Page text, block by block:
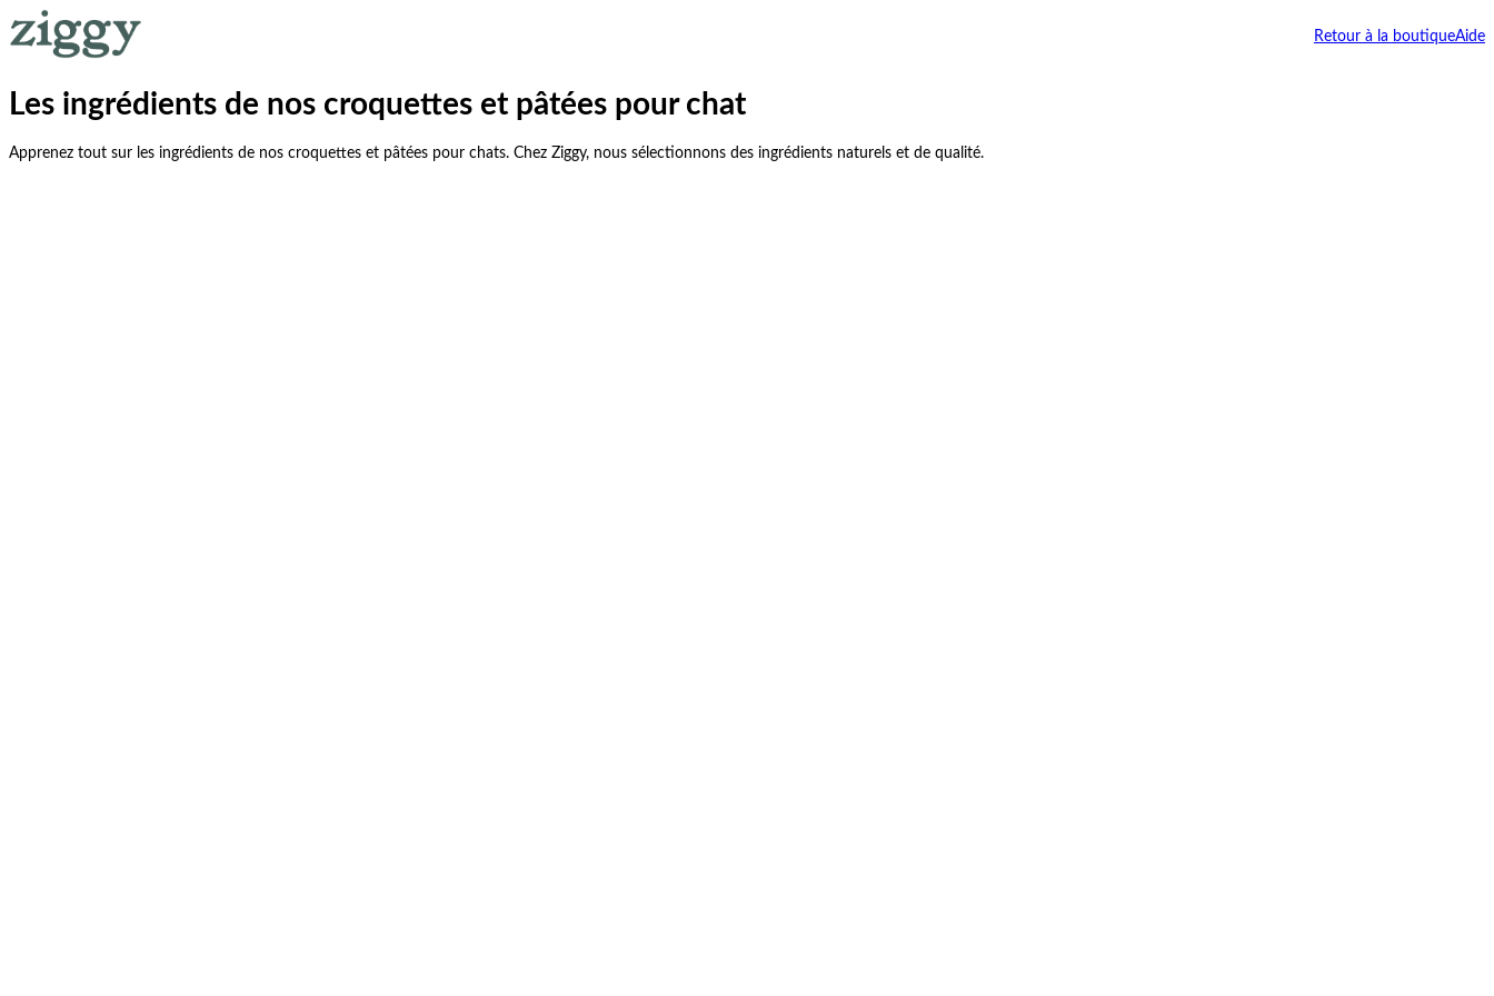
Retour à la boutiqueAide
Les ingrédients de nos croquettes et pâtées pour chat
Apprenez tout sur les ingrédients de nos croquettes et pâtées pour chats. Chez Ziggy, nous sélectionnons des ingrédients naturels et de qualité.